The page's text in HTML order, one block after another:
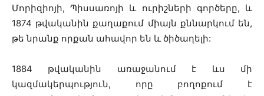
Մորիզիոյի, Պիսսառոյի և ուրիշների գործերը, և
1874 թվականին քաղաքում միայն քննարկում են,
թե նրանք որքան ահավոր են և ծիծաղելի:
1884 թվականին առաջանում է ևս մի
կազմակերպություն, որը բողոքում է